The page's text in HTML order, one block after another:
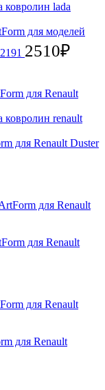
ковролин lada
для моделей
2510₽
ковролин renault
для Renault Duster
для Renault
для Renault